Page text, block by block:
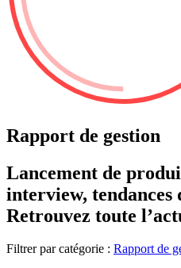
Rapport de gestion
Lancement de
interview,
Retrouvez toute
Filtrer par catégorie : Rapport de